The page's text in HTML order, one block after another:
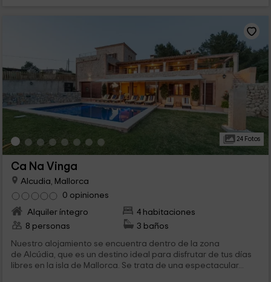
24 Fotos
Ca Na Vinga
Alcudia, Mallorca
0 opiniones
Alquiler íntegro
4 habitaciones
8 personas
3 baños
Nuestro alojamiento se encuentra dentro de la zona
de Alcúdia, que es un destino ideal para disfrutar de tus días
libres en la isla de Mallorca. Se trata de una espectacular...